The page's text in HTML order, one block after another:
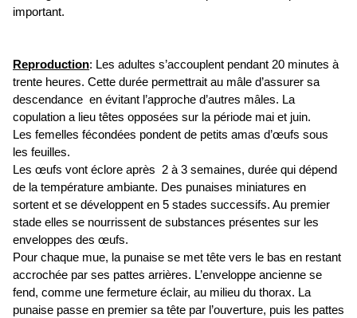
important.
Reproduction: Les adultes s’accouplent pendant 20 minutes à
trente heures. Cette durée permettrait au mâle d’assurer sa
descendance en évitant l’approche d’autres mâles. La
copulation a lieu têtes opposées sur la période mai et juin.
Les femelles fécondées pondent de petits amas d’œufs sous
les feuilles.
Les œufs vont éclore après 2 à 3 semaines, durée qui dépend
de la température ambiante. Des punaises miniatures en
sortent et se développent en 5 stades successifs. Au premier
stade elles se nourrissent de substances présentes sur les
enveloppes des œufs.
Pour chaque mue, la punaise se met tête vers le bas en restant
accrochée par ses pattes arrières. L’enveloppe ancienne se
fend, comme une fermeture éclair, au milieu du thorax. La
punaise passe en premier sa tête par l’ouverture, puis les pattes